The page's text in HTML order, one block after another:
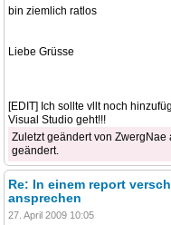
bin ziemlich ratlos
Liebe Grüsse
[EDIT] Ich sollte vllt noch
Visual Studio geht!!!
Zuletzt geändert von ZwergNae
geändert.
Re: In einem report
ansprechen
27. April 2009 10:05